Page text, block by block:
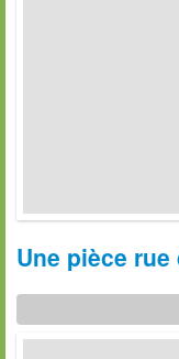
Une pièce